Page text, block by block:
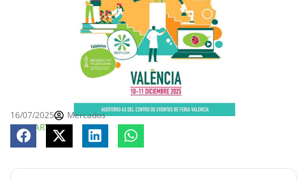
16/07/2025
Mercados
COMPARTE